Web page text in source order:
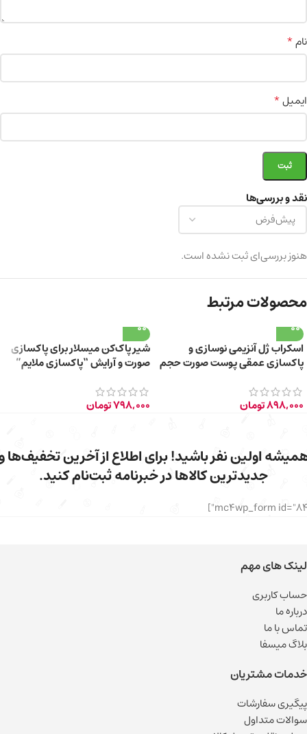
نقد و بررسی‌ها
هنوز بررسی‌ای ثبت نشده است.
نام*
ایمیل*
محصولات مرتبط
اسکراب ژل آنزیمی نوسازی و
پاکسازی عمقی پوست صورت حجم
898,000تومان
شیر پاک‌کن میسلار برای پاکسازی
صورت و آرایش “پاکسازی ملایم”
798,000تومان
اولین نفر باشید! برای اطلاع از آخرین تخفیف‌ها
جدیدترین کالاها در خبرنامه ثبت‌نام کنید.
لینک های مهم
حساب کاربری
درباره ما
تماس با ما
بلاگ میسفا
خدمات مشتریان
پیگیری سفارشات
سوالات متداول